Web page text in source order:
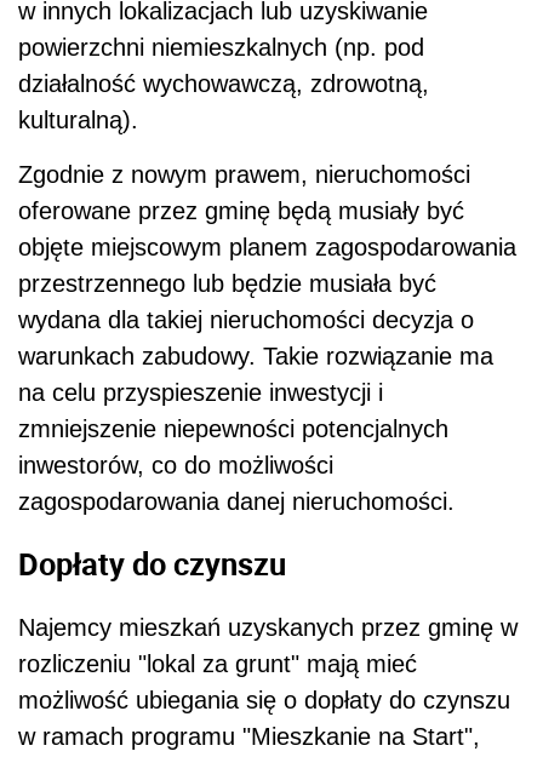
w innych lokalizacjach lub uzyskiwanie
powierzchni niemieszkalnych (np. pod
działalność wychowawczą, zdrowotną,
kulturalną).
Zgodnie z nowym prawem, nieruchomości
oferowane przez gminę będą musiały być
objęte miejscowym planem zagospodarowania
przestrzennego lub będzie musiała być
wydana dla takiej nieruchomości decyzja o
warunkach zabudowy. Takie rozwiązanie ma
na celu przyspieszenie inwestycji i
zmniejszenie niepewności potencjalnych
inwestorów, co do możliwości
zagospodarowania danej nieruchomości.
Dopłaty do czynszu
Najemcy mieszkań uzyskanych przez gminę w
rozliczeniu "lokal za grunt" mają mieć
możliwość ubiegania się o dopłaty do czynszu
w ramach programu "Mieszkanie na Start",